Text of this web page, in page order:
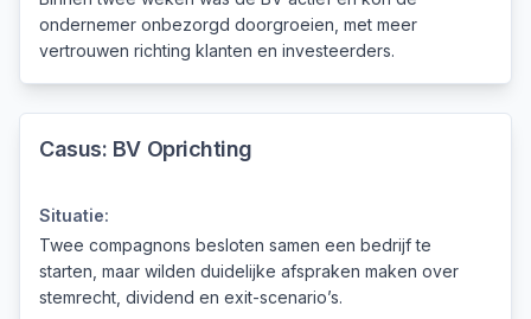
ondernemer onbezorgd doorgroeien, met meer
vertrouwen richting klanten en investeerders.
Casus: BV Oprichting
Situatie:
Twee compagnons besloten samen een bedrijf te
starten, maar wilden duidelijke afspraken maken over
stemrecht, dividend en exit-scenario’s.